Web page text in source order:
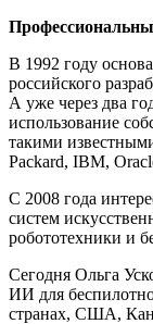
В 1992 году
российского
А уже через два
использование
такими
Packard, IBM,
С 2008 года
систем
робототехники и
Сегодня Ольга
ИИ для
странах, США,